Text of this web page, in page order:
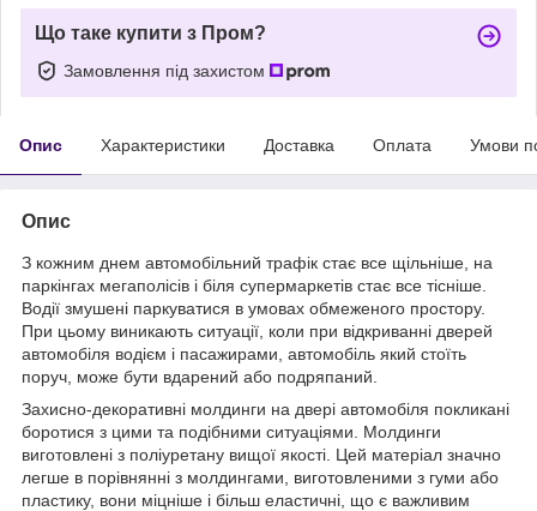
Що таке купити з Пром?
Замовлення під захистом
Опис Характеристики Доставка Оплата Умови
Опис
З кожним днем автомобільний трафік стає все щільніше, на
паркінгах мегаполісів і біля супермаркетів стає все тісніше.
Водії змушені паркуватися в умовах обмеженого простору.
При цьому виникають ситуації, коли при відкриванні дверей
автомобіля водієм і пасажирами, автомобіль який стоїть
поруч, може бути вдарений або подряпаний.
Захисно-декоративні молдинги на двері автомобіля покликані
боротися з цими та подібними ситуаціями. Молдинги
виготовлені з поліуретану вищої якості. Цей матеріал значно
легше в порівнянні з молдингами, виготовленими з гуми або
пластику, вони міцніше і більш еластичні, що є важливим